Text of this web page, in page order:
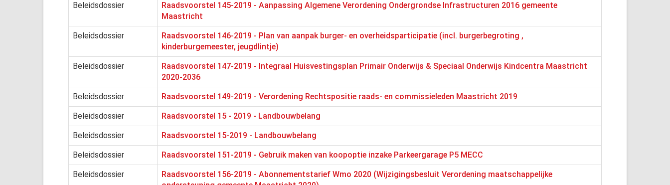
Beleidsdossier
Raadsvoorstel 145-2019 - Aanpassing Algemene Verordening Ondergrondse Infrastructuren 2016 gemeente
Maastricht
Beleidsdossier
Raadsvoorstel 146-2019 - Plan van aanpak burger- en overheidsparticipatie (incl. burgerbegroting ,
kinderburgemeester, jeugdlintje)
Beleidsdossier
Raadsvoorstel 147-2019 - Integraal Huisvestingsplan Primair Onderwijs & Speciaal Onderwijs Kindcentra Maastricht
2020-2036
Beleidsdossier Raadsvoorstel 149-2019 - Verordening Rechtspositie raads- en commissieleden Maastricht 2019
Beleidsdossier Raadsvoorstel 15 - 2019 - Landbouwbelang
Beleidsdossier Raadsvoorstel 15-2019 - Landbouwbelang
Beleidsdossier Raadsvoorstel 151-2019 - Gebruik maken van koopoptie inzake Parkeergarage P5 MECC
Beleidsdossier
Raadsvoorstel 156-2019 - Abonnementstarief Wmo 2020 (Wijzigingsbesluit Verordening maatschappelijke